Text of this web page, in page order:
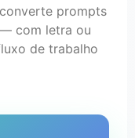
prompts
com letra ou
de trabalho